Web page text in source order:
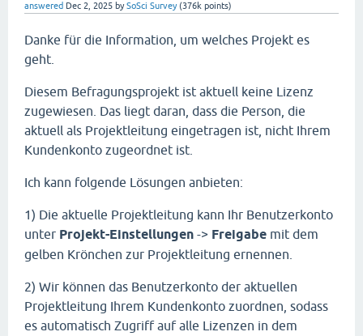
answered Dec 2, 2025 bySoSci Survey (376k points)
Danke für die Information, um welches Projekt es
geht.
Diesem Befragungsprojekt ist aktuell keine Lizenz
zugewiesen. Das liegt daran, dass die Person, die
aktuell als Projektleitung eingetragen ist, nicht Ihrem
Kundenkonto zugeordnet ist.
Ich kann folgende Lösungen anbieten:
1) Die aktuelle Projektleitung kann Ihr Benutzerkonto
unter Projekt-Einstellungen -> Freigabe mit dem
gelben Krönchen zur Projektleitung ernennen.
2) Wir können das Benutzerkonto der aktuellen
Projektleitung Ihrem Kundenkonto zuordnen, sodass
es automatisch Zugriff auf alle Lizenzen in dem